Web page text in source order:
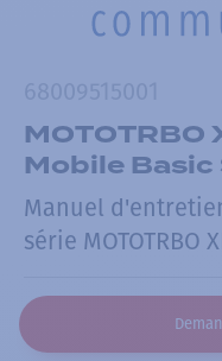
Mobile Basic
Manuel
série MOTOTRBO